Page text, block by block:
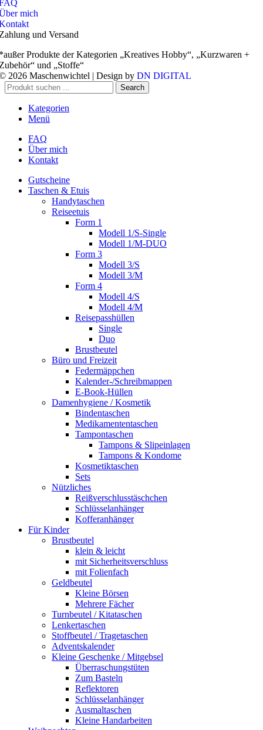
mich
und Versand
Produkte der Kategorien „Kreatives Hobby“, „Kurzwaren +
und „Stoffe“
2026 Maschenwichtel | Design by DN DIGITAL
Search
Kategorien
Menü
FAQ
Über mich
Kontakt
Gutscheine
Taschen & Etuis
Handytaschen
Reiseetuis
Form 1
Modell 1/S-Single
Modell 1/M-DUO
Form 3
Modell 3/S
Modell 3/M
Form 4
Modell 4/S
Modell 4/M
Reisepasshüllen
Single
Duo
Brustbeutel
Büro und Freizeit
Federmäppchen
Kalender-/Schreibmappen
E-Book-Hüllen
Damenhygiene / Kosmetik
Bindentaschen
Medikamententaschen
Tampontaschen
Tampons & Slipeinlagen
Tampons & Kondome
Kosmetiktaschen
Sets
Nützliches
Reißverschlusstäschchen
Schlüsselanhänger
Kofferanhänger
Für Kinder
Brustbeutel
klein & leicht
mit Sicherheitsverschluss
mit Folienfach
Geldbeutel
Kleine Börsen
Mehrere Fächer
Turnbeutel / Kitataschen
Lenkertaschen
Stoffbeutel / Tragetaschen
Adventskalender
Kleine Geschenke / Mitgebsel
Überraschungstüten
Zum Basteln
Reflektoren
Schlüsselanhänger
Ausmaltaschen
Kleine Handarbeiten